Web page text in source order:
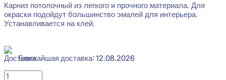
Evroplast 1.50.201 Карниз потолочный 130x171x2000
Перейти в избранное Закрыть
Карниз потолочный из легкого и прочного материала. Для
окраски подойдут большинство эмалей для интерьера.
Устанавливается на клей.
Ближайшая доставка: 12.08.2026
Количество